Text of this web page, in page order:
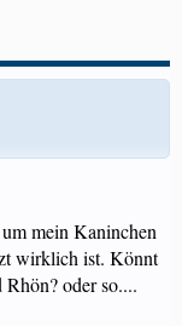
mein Kaninchen
wirklich ist. Könnt
oder so....